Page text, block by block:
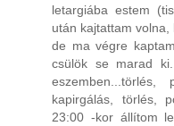
letargiába estem
után kajtattam volna,
de ma végre
csülök se marad
eszemben...törlés,
kapirgálás, törlés,
23:00 -kor állítom